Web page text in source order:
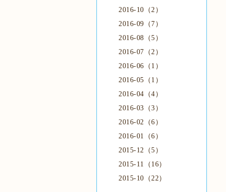
2016-10（2）
2016-09（7）
2016-08（5）
2016-07（2）
2016-06（1）
2016-05（1）
2016-04（4）
2016-03（3）
2016-02（6）
2016-01（6）
2015-12（5）
2015-11（16）
2015-10（22）